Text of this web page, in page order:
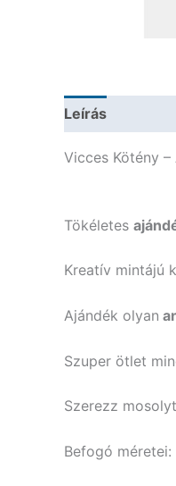
Leírás
Vicces Kötény
Tökéletes
Kreatív mintájú
Ajándék olyan
Szuper ötlet
Szerezz
Befogó